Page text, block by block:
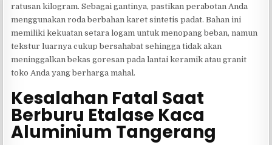
ratusan kilogram. Sebagai gantinya, pastikan perabotan Anda
menggunakan roda berbahan karet sintetis padat. Bahan ini
memiliki kekuatan setara logam untuk menopang beban, namun
tekstur luarnya cukup bersahabat sehingga tidak akan
meninggalkan bekas goresan pada lantai keramik atau granit
toko Anda yang berharga mahal.
Kesalahan Fatal Saat
Berburu Etalase Kaca
Aluminium Tangerang